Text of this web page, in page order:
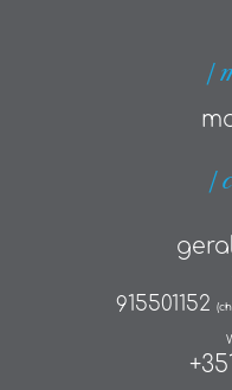
|
|
915501152